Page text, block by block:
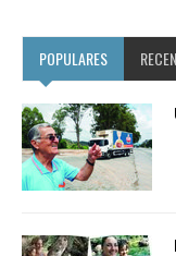
POPULARES